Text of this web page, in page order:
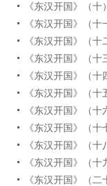
《东汉开国》（
《东汉开国》（
《东汉开国》（
《东汉开国》（
《东汉开国》（
《东汉开国》（
《东汉开国》（
《东汉开国》（
《东汉开国》（
《东汉开国》（
《东汉开国》（